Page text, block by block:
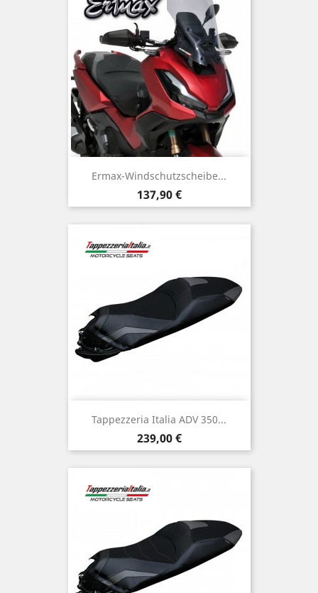
Ermax-Windschutzscheibe...
Preis
137,90 €
Tappezzeria Italia ADV 350...
Preis
239,00 €